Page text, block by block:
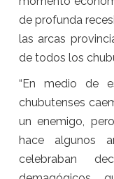
de profunda
las arcas
de todos los
“En medio de
chubutenses
un enemigo,
hace algunos
celebraban